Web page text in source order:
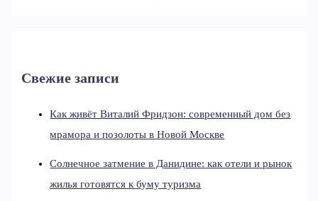
Свежие записи
Как живёт Виталий Фридзон: современный дом без
мрамора и позолоты в Новой Москве
Солнечное затмение в Данидине: как отели и рынок
жилья готовятся к буму туризма